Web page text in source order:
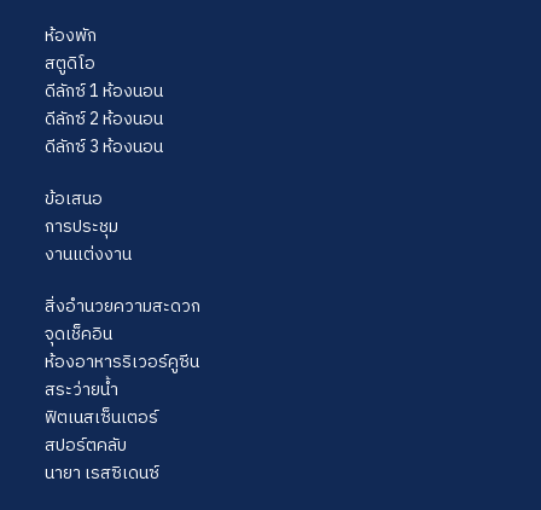
ห้องพัก
สตูดิโอ
ดีลักซ์ 1 ห้องนอน
ดีลักซ์ 2 ห้องนอน
ดีลักซ์ 3 ห้องนอน
ข้อเสนอ
การประชุม
งานแต่งงาน
สิ่งอำนวยความสะดวก
จุดเช็คอิน
ห้องอาหารริเวอร์คูซีน
สระว่ายน้ำ
ฟิตเนสเซ็นเตอร์
สปอร์ตคลับ
นายา เรสซิเดนซ์